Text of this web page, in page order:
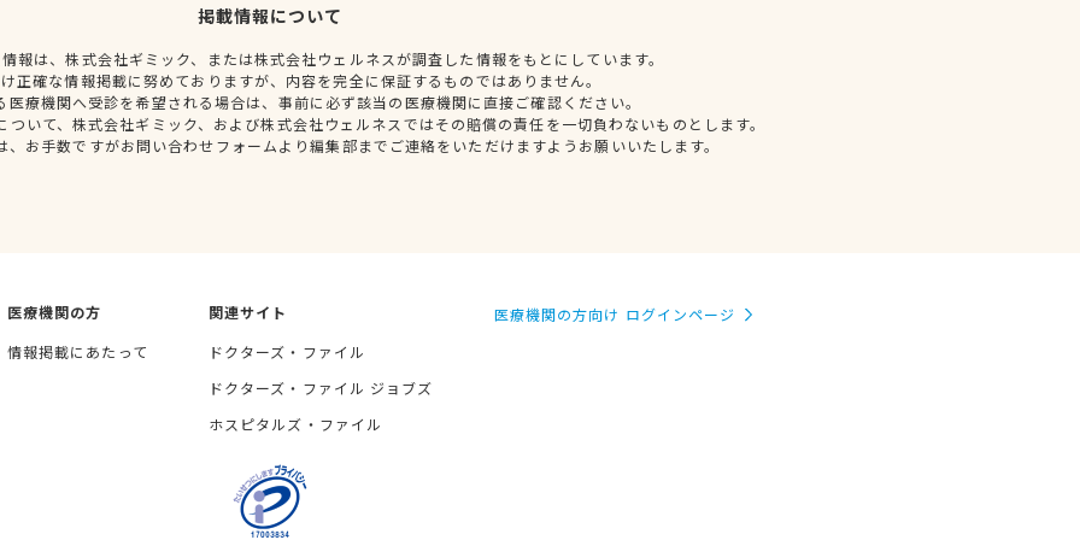
掲載情報について
報は、株式会社ギミック、または株式会社ウェルネスが調査した情報をもとにしています。
正確な情報掲載に努めておりますが、内容を完全に保証するものではありません。
医療機関へ受診を希望される場合は、事前に必ず該当の医療機関に直接ご確認ください。
いて、株式会社ギミック、および株式会社ウェルネスではその賠償の責任を一切負わないものとします。
お手数ですがお問い合わせフォームより編集部までご連絡をいただけますようお願いいたします。
医療機関の方
情報掲載にあたって
関連サイト
ドクターズ・ファイル
ドクターズ・ファイル ジョブズ
ホスピタルズ・ファイル
医療機関の方向け ログインページ